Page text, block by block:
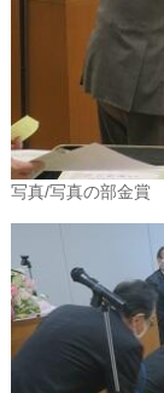
写真/写真の部金賞